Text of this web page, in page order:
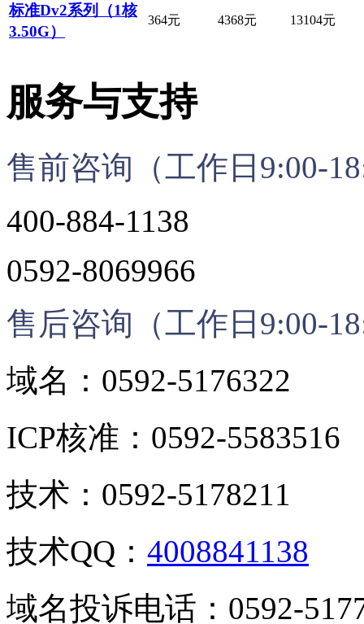
标准Dv2系列（1核
3.50G）
364元 4368元 13104元
服务与支持
售前咨询（工作日9:00-
400-884-1138
0592-8069966
售后咨询（工作日9:00-
域名：0592-5176322
ICP核准：0592-5583516
技术：0592-5178211
技术QQ： 4008841138
域名投诉电话：0592-